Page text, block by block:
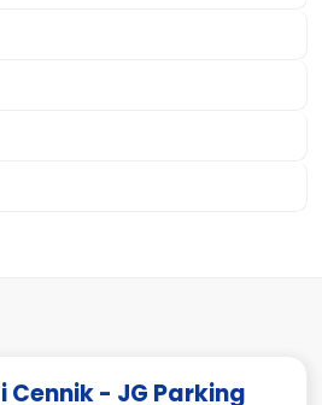
Cennik - JG Parking